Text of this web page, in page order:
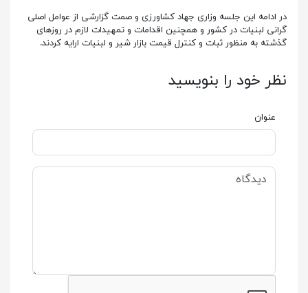
در ادامه این جلسه وزاری جهاد کشاورزی و صمت گزارشی از عوامل اصلی
گرانی لبنیات در کشور و همچنین اقدامات و تمهیدات لازم در روزهای
گذشته به منظور ثبات و کنترل قیمت بازار شیر و لبنیات ارایه کردند.
نظر خود را بنویسید
عنوان